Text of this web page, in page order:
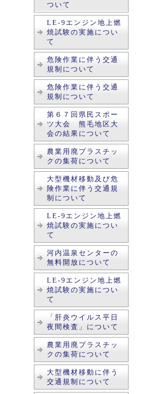
ついて
LE-9エンジン地上燃
焼試験の実施につい
て
危険作業に伴う交通
規制について
危険作業に伴う交通
規制について
第６７回県民スポー
ツ大会 熊毛地区大
会の結果について
農業用廃プラスチッ
クの集荷について
大型機材移動及び危
険作業に伴う交通規
制について
LE-9エンジン地上燃
焼試験の実施につい
て
河内温泉センターの
無料開放について
LE-9エンジン地上燃
焼試験の実施につい
て
「肝炎ウイルス平日
夜間検査」について
農業用廃プラスチッ
クの集荷について
大型機材移動に伴う
交通規制について